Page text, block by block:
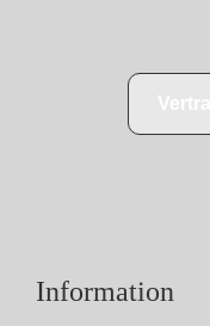
Information